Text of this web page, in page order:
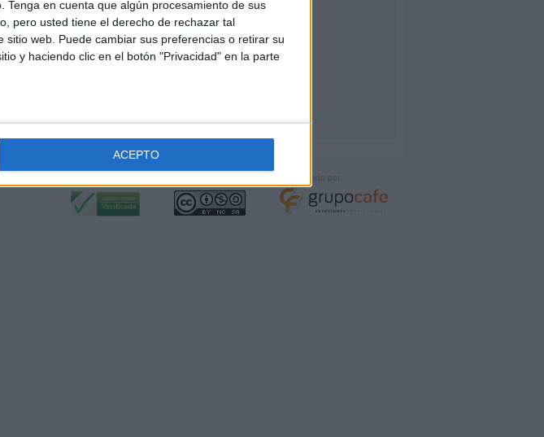
Tenga en cuenta que algún procesamiento de sus
pero usted tiene el derecho de rechazar tal
web. Puede cambiar sus preferencias o retirar su
y haciendo clic en el botón "Privacidad" en la parte
ACEPTO